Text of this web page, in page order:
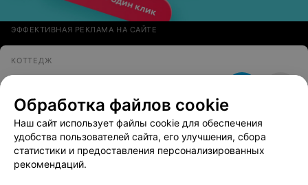
ЭФФЕКТИВНАЯ РЕКЛАМА НА САЙТЕ
КОТТЕДЖ
Два Бусла
Гродненская обл. Лидский р-н д. Докудово
Круглосуточно
УСАДЬБА
Мытнянскi гасцiнец
Обработка файлов cookie
Наш сайт использует файлы cookie для обеспечения
удобства пользователей сайта, его улучшения, сбора
статистики и предоставления персонализированных
рекомендаций.